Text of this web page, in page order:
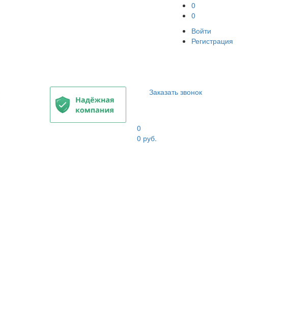
0
0
Войти
Регистрация
Заказать звонок
0
0 руб.